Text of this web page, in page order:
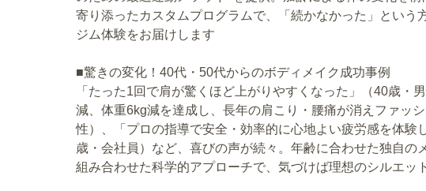
寄り添ったカスタムプログラムで、「続かなかった」という
ジム体験をお届けします
■驚きの変化！40代・50代からのボディメイク成功事例
「たった1回で肩が驚くほど上がりやすくなった」（40歳・
減、体重6kg減を達成し、長年の肩こり・腰痛が消えファッ
性）、「プロの指導で安全・効率的に心地よい疲労感を体験
歳・会社員）など、喜びの声が続々。年齢に合わせた独自の
組み合わせた科学的アプローチで、気づけば理想のシルエッ